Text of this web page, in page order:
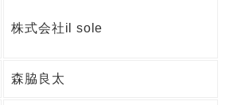
株式会社il sole
森脇良太